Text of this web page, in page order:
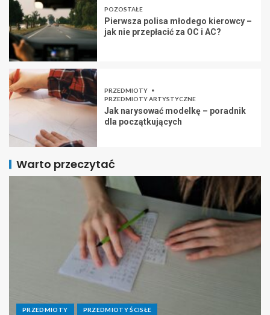
POZOSTAŁE
Pierwsza polisa młodego kierowcy –
jak nie przepłacić za OC i AC?
PRZEDMIOTY
PRZEDMIOTY ARTYSTYCZNE
Jak narysować modelkę – poradnik
dla początkujących
Warto przeczytać
PRZEDMIOTY PRZEDMIOTY ŚCISŁE